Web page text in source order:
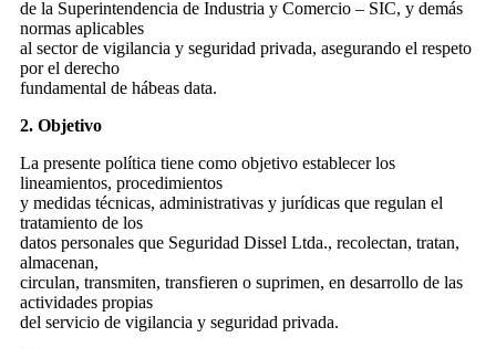
de la Superintendencia de Industria y Comercio – SIC, y demás
normas aplicables
al sector de vigilancia y seguridad privada, asegurando el respeto
por el derecho
fundamental de hábeas data.
2. Objetivo
La presente política tiene como objetivo establecer los
lineamientos, procedimientos
y medidas técnicas, administrativas y jurídicas que regulan el
tratamiento de los
datos personales que Seguridad Dissel Ltda., recolectan, tratan,
almacenan,
circulan, transmiten, transfieren o suprimen, en desarrollo de las
actividades propias
del servicio de vigilancia y seguridad privada.